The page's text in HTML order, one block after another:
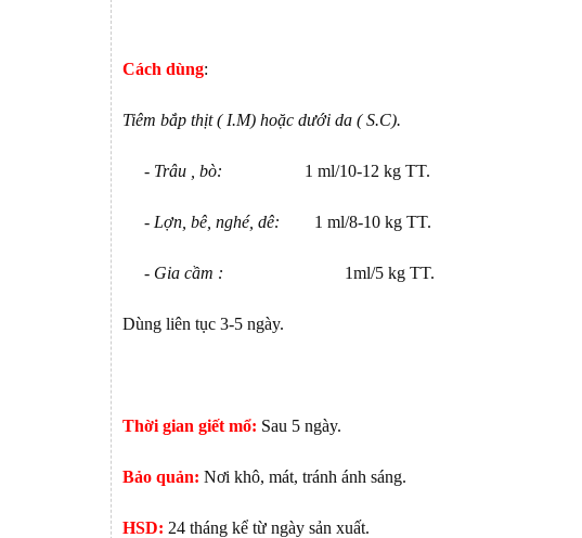
Cách dùng:
Tiêm bắp thịt ( I.M) hoặc dưới da ( S.C).
- Trâu , bò: 1 ml/10-12 kg TT.
- Lợn, bê, nghé, dê: 1 ml/8-10 kg TT.
- Gia cầm : 1ml/5 kg TT.
Dùng liên tục 3-5 ngày.
Thời gian giết mổ: Sau 5 ngày.
Bảo quản: Nơi khô, mát, tránh ánh sáng.
HSD: 24 tháng kể từ ngày sản xuất.